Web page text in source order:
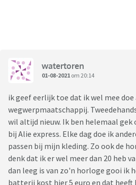
watertoren
01-08-2021 om 20:14
ik geef eerlijk toe dat ik wel mee doe
wegwerpmaatschappij.
wil altijd nieuw. Ik ben helemaal gek
bij Alie express. Elke dag doe ik
passen bij mijn kleding. Zo ook de
denk dat ik er wel meer dan 20 heb
dan leeg is van zo'n horloge gooi ik
batterij kost hier 5 euro en dat